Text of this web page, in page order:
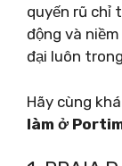
quyến rũ chỉ
động và
đại luôn
Hãy cùng
làm ở